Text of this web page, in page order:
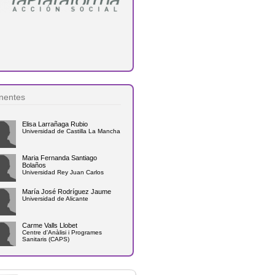
Elisa Larrañaga Rubio
Universidad de Castilla La Mancha
Maria Fernanda Santiago
Bolaños
Universidad Rey Juan Carlos
María José Rodríguez Jaume
Universidad de Alicante
Carme Valls Llobet
Centre d'Anàlisi i Programes
Sanitaris (CAPS)
Beatriz Lidón Cerezuela